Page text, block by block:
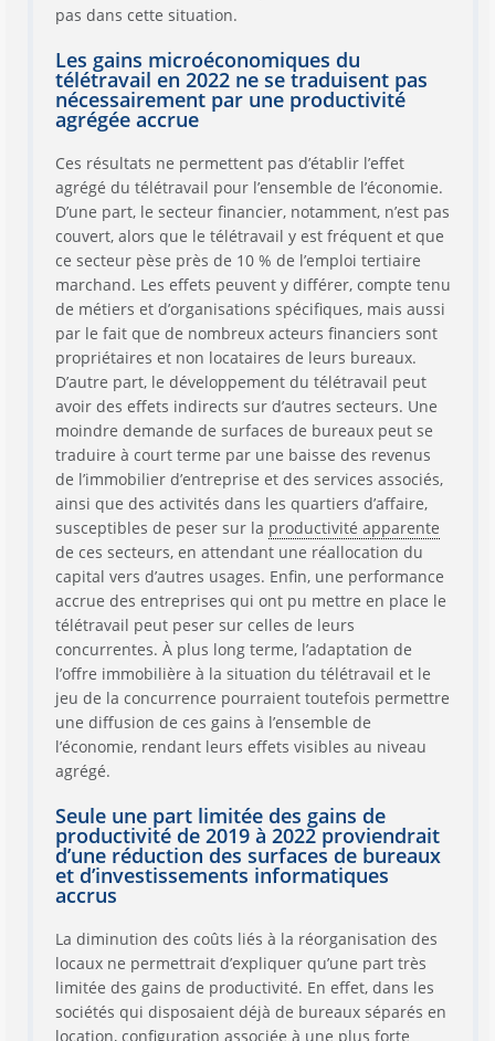
pas dans cette situation.
Les gains microéconomiques du
télétravail en 2022 ne se traduisent pas
nécessairement par une productivité
agrégée accrue
Ces résultats ne permettent pas d’établir l’effet
agrégé du télétravail pour l’ensemble de l’économie.
D’une part, le secteur financier, notamment, n’est pas
couvert, alors que le télétravail y est fréquent et que
ce secteur pèse près de 10 % de l’emploi tertiaire
marchand. Les effets peuvent y différer, compte tenu
de métiers et d’organisations spécifiques, mais aussi
par le fait que de nombreux acteurs financiers sont
propriétaires et non locataires de leurs bureaux.
D’autre part, le développement du télétravail peut
avoir des effets indirects sur d’autres secteurs. Une
moindre demande de surfaces de bureaux peut se
traduire à court terme par une baisse des revenus
de l’immobilier d’entreprise et des services associés,
ainsi que des activités dans les quartiers d’affaire,
susceptibles de peser sur la productivité apparente
de ces secteurs, en attendant une réallocation du
capital vers d’autres usages. Enfin, une performance
accrue des entreprises qui ont pu mettre en place le
télétravail peut peser sur celles de leurs
concurrentes. À plus long terme, l’adaptation de
l’offre immobilière à la situation du télétravail et le
jeu de la concurrence pourraient toutefois permettre
une diffusion de ces gains à l’ensemble de
l’économie, rendant leurs effets visibles au niveau
agrégé.
Seule une part limitée des gains de
productivité de 2019 à 2022 proviendrait
d’une réduction des surfaces de bureaux
et d’investissements informatiques
accrus
La diminution des coûts liés à la réorganisation des
locaux ne permettrait d’expliquer qu’une part très
limitée des gains de productivité. En effet, dans les
sociétés qui disposaient déjà de bureaux séparés en
location, configuration associée à une plus forte